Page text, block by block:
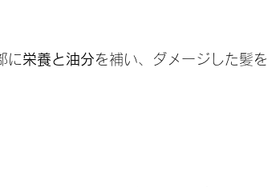
に栄養と油分を補い、ダメージした髪を